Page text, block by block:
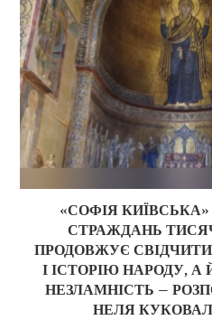
«СОФІЯ
СТРАЖДАНЬ
ПРОДОВЖУЄ СВІДЧИТИ
І ІСТОРІЮ НАРОДУ, А
НЕЗЛАМНІСТЬ –
НЕЛЯ